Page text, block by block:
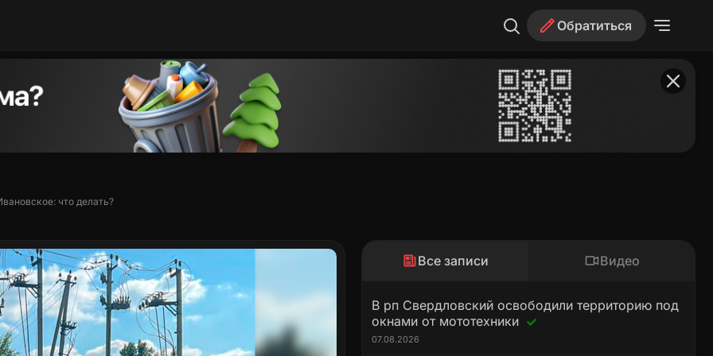
Обратиться
что делать?
Все записи Видео
В рп Свердловский освободили территорию под
окнами от мототехники
07.08.2026